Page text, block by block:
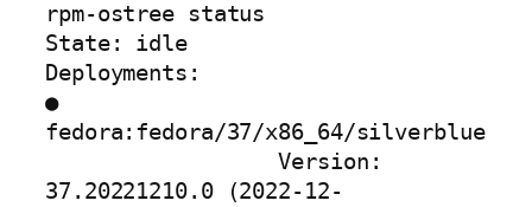
rpm-ostree status
State: idle
Deployments:
●
fedora:fedora/37/x86_64/silverblue
                  Version:
37.20221210.0 (2022-12-